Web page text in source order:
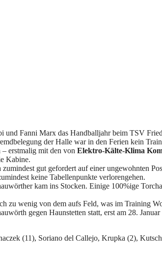
und Fanni Marx das Handballjahr beim TSV
der Halle war in den Ferien kein
– erstmalig mit den von Elektro-Kälte-Klima
Kabine.
gut gefordert auf einer ungewohnten
keine Tabellenpunkte verlorengehen.
kam ins Stocken. Einige 100%ige
zu wenig von dem aufs Feld, was im Training
gegen Haunstetten statt, erst am 28.
(11), Soriano del Callejo, Krupka (2),